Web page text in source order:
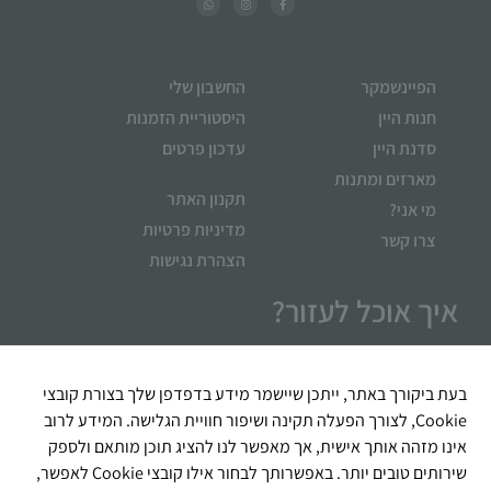
הפיינשמקר
חנות היין
סדנת היין
מארזים ומתנות
מי אני?
צרו קשר
החשבון שלי
היסטוריית הזמנות
עדכון פרטים
תקנון האתר
מדיניות פרטיות
הצהרת נגישות
איך אוכל לעזור?
בעת ביקורך באתר, ייתכן שיישמר מידע בדפדפן שלך בצורת קובצי
Cookie, לצורך הפעלה תקינה ושיפור חוויית הגלישה. המידע לרוב
אינו מזהה אותך אישית, אך מאפשר לנו להציג תוכן מותאם ולספק
שירותים טובים יותר. באפשרותך לבחור אילו קובצי Cookie לאפשר,